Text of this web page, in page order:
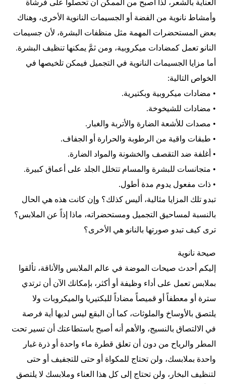
العناية بالشعر، لذا أصبح من الممكن أن تحصلوا على فرشاة
وأمشاط نانوية من الفضة أو الجسيمات النانوية الأخرى، وهناك
بعض المستحضرات المهمة مثل منظفات البشرة، لأن جسيمات
النانو تعمل كمضادات ميكروبية، ومن ثمَّ يمكنها تنظيف البشرة.
أما مزايا الجسيمات النانوية في التجميل فيمكن تلخيصها في
الخواص التالية:
• مضادات ميكروبية وبكتيرية.
• مضادات للشيخوخة.
• مصدات للأشعة الضارة والأتربة والغبار.
• طبقات واقية من الرطوبة والحرارة أو الجفاف.
• أغلفة ضد التقصف والخشونة والمواد الضارة.
• متجانسات للبشرة والمسام تتخلل الجلد على أعماق كبيرة.
• ذات مفعول يدوم مدة أطول.
تبدو تلك المزايا مثالية، أليس كذلك؟ وإن كانت هذه هي الحال
بالنسبة لمساحيق التجميل ومستحضراته، ماذا إذاً عن الملابس؟
ترى كيف تبدو صورتها بالنانو هي الأخرى؟
صيحة نانوية
إليكم أحدث صيحات الموضة في عالم الملابس والأناقة، تألقوا
بملابس تعمل على أداء وظيفة أو أكثر، بإمكانك الآن أن ترتدي
سترة أو معطفاً أو قميصاً مضاداً للبكتيريا والميكروبات ولا
يلتصق بالأوساخ والملوثات، كما أن البقع ليس لديها أية فرصة
في الالتصاق بالنسيج، والأهم أنه أصبح باستطاعتك أن تسير تحت
المطر والرياح من دون أن تعلق قطرة ماء واحدة أو ذرة غبار
واحدة بملابسك، ولن تحتاج للمكواة أو حتى للتجفيف أو حتى
لتنظيف البخار، ولن تحتاج إلى كل هذا العناء وملابسك لا يلتصق